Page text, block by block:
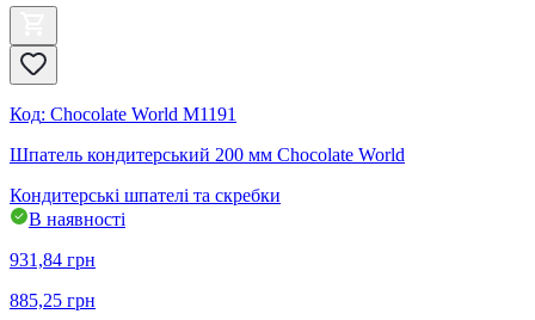
Код: Chocolate World M1191
Шпатель кондитерський 200 мм Chocolate World
Кондитерські шпателі та скребки
В наявності
931,84 грн
885,25 грн